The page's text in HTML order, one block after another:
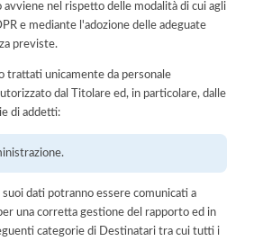
nel rispetto delle modalità di cui agli
e mediante l'adozione delle adeguate
previste.
trattati unicamente da personale
dal Titolare ed, in particolare, dalle
di addetti:
suoi dati potranno essere comunicati a
una corretta gestione del rapporto ed in
categorie di Destinatari tra cui tutti i